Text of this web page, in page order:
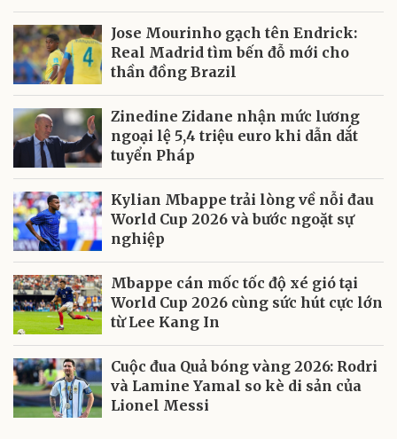
Jose Mourinho gạch tên Endrick:
Real Madrid tìm bến đỗ mới cho
thần đồng Brazil
Zinedine Zidane nhận mức lương
ngoại lệ 5,4 triệu euro khi dẫn dắt
tuyển Pháp
Kylian Mbappe trải lòng về nỗi đau
World Cup 2026 và bước ngoặt sự
nghiệp
Mbappe cán mốc tốc độ xé gió tại
World Cup 2026 cùng sức hút cực lớn
từ Lee Kang In
Cuộc đua Quả bóng vàng 2026: Rodri
và Lamine Yamal so kè di sản của
Lionel Messi